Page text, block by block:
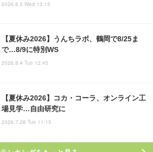
2026.8.5 Wed 13:15
【夏休み2026】うんちラボ、鶴岡で8/25ま
で…8/9に特別WS
2026.8.4 Tue 12:45
【夏休み2026】コカ・コーラ、オンライン工
場見学…自由研究に
2026.7.28 Tue 11:15